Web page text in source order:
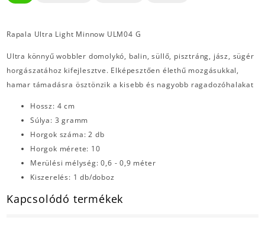
Rapala Ultra Light Minnow ULM04 G
Ultra könnyű wobbler domolykó, balin, süllő, pisztráng, jász, sügér
horgászatához kifejlesztve. Elképesztően élethű mozgásukkal,
hamar támadásra ösztönzik a kisebb és nagyobb ragadozóhalakat
Hossz: 4 cm
Súlya: 3 gramm
Horgok száma: 2 db
Horgok mérete: 10
Merülési mélység: 0,6 - 0,9 méter
Kiszerelés: 1 db/doboz
Kapcsolódó termékek